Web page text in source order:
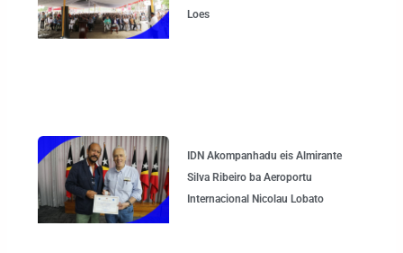
Loes
IDN Akompanhadu eis Almirante
Silva Ribeiro ba Aeroportu
Internacional Nicolau Lobato